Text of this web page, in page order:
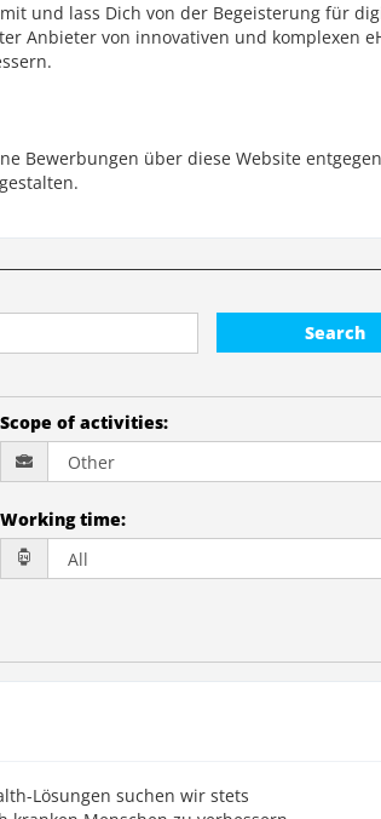
und lass Dich von der Begeisterung für
Anbieter von innovativen und komplexen
Bewerbungen über diese Website
Search
Scope of activities:
Working time:
Lösungen suchen wir stets